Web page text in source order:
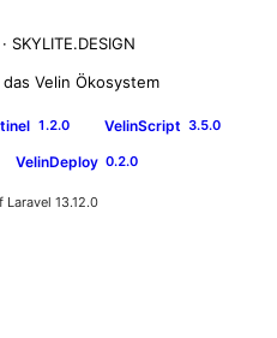
SKYLITE.DESIGN
Velin Ökosystem
1.2.0 VelinScript 3.5.0
VelinDeploy 0.2.0
Laravel 13.12.0